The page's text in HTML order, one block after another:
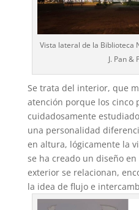
Vista lateral de la Biblioteca
J. Pan &
Se trata del interior, que
atención porque los cinco
cuidadosamente
una personalidad
en altura, lógicamente la
se ha creado un diseño
exterior se relacionan,
la idea de flujo e